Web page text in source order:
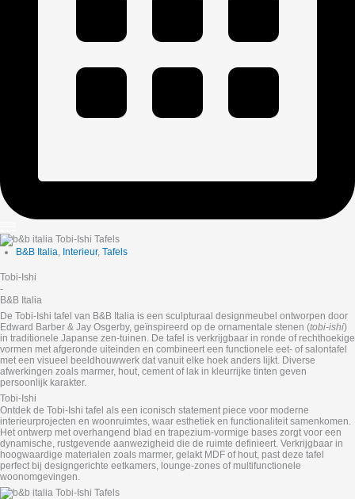
B&B Italia, Interieur, Tafels
Tobi-Ishi
-
B&B Italia
De Tobi-Ishi tafel van B&B Italia is een sculpturaal designmeubel ontworpen door
Edward Barber & Jay Osgerby, geïnspireerd op de ornamentale stenen (tobi-ishi)
in traditionele Japanse zen-tuinen. De tafel is verkrijgbaar in ronde of rechthoekige
vormen met afgeronde uiteinden en combineert een functionele eet- of salontafel
met een visueel beeldhouwwerk dat vanuit elke hoek anders lijkt. Diverse
afwerkingen zoals marmer, hout, cement of lak in kleurrijke tinten geven
persoonlijk karakter.
Tobi-Ishi
Ontdek de Tobi-Ishi tafel als een iconisch statement piece voor moderne
interieurprojecten en woonruimtes, waar esthetiek en functionaliteit samenkomen.
Het ontwerp met overhangend blad en trapezium-vormige bases zorgt voor een
dynamische, rustgevende aanwezigheid die de ruimte definieert. Verkrijgbaar in
hoogwaardige materialen zoals marmer, gelakt MDF of hout, past deze tafel
perfect bij designgerichte eetkamers, lounge-zones of multifunctionele
woonomgevingen.